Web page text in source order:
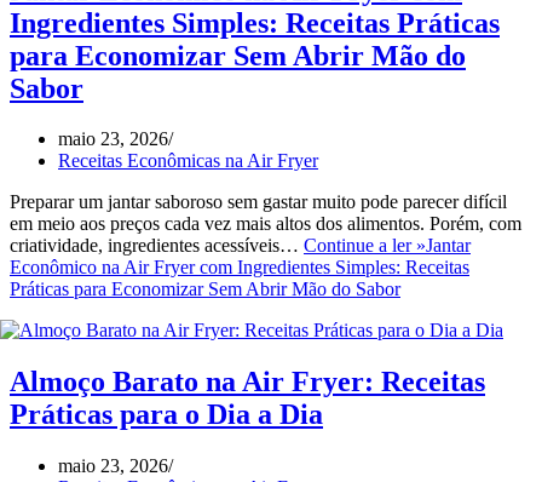
Ingredientes Simples: Receitas Práticas
para Economizar Sem Abrir Mão do
Sabor
maio 23, 2026
Receitas Econômicas na Air Fryer
Preparar um jantar saboroso sem gastar muito pode parecer difícil
em meio aos preços cada vez mais altos dos alimentos. Porém, com
criatividade, ingredientes acessíveis… Continue a ler »Jantar
Econômico na Air Fryer com Ingredientes Simples: Receitas
Práticas para Economizar Sem Abrir Mão do Sabor
Almoço Barato na Air Fryer: Receitas
Práticas para o Dia a Dia
maio 23, 2026